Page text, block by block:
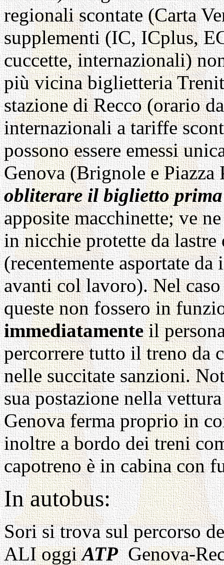
regionali scontate (Carta
supplementi (IC, ICplus,
cuccette, internazionali)
più vicina biglietteria
stazione di Recco (orario
internazionali a tariffe
possono essere emessi
Genova (Brignole e
obliterare il biglietto
apposite macchinette; ve
in nicchie protette da
(recentemente asportate
avanti col lavoro). Nel
queste non fossero in
immediatamenteil
percorrere tutto il treno da
nelle succitate sanzioni.
sua postazione nella
Genova ferma proprio in
inoltre a bordo dei treni
capotreno è in cabina con
In autobus:
Sori si trova sul percorso
ALI oggiATPGenova-